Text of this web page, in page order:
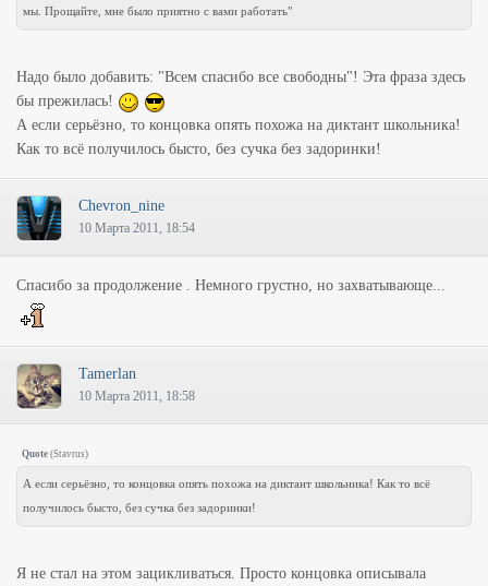
мы. Прощайте, мне было приятно с вами работать"
Надо было добавить: "Всем спасибо все свободны"! Эта фраза здесь
бы прежилась!
А если серьёзно, то концовка опять похожа на диктант школьника!
Как то всё получилось бысто, без сучка без задоринки!
Chevron_nine
10 Марта 2011, 18:54
Спасибо за продолжение . Немного грустно, но захватывающе...
Tamerlan
10 Марта 2011, 18:58
Quote (Stavrus)
А если серьёзно, то концовка опять похожа на диктант школьника! Как то всё
получилось бысто, без сучка без задоринки!
Я не стал на этом зацикливаться. Просто концовка описывала